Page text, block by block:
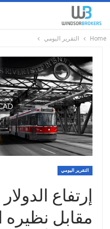
Home التقرير اليومي
التقرير اليومي
إرتفاع
مقابل نظيره